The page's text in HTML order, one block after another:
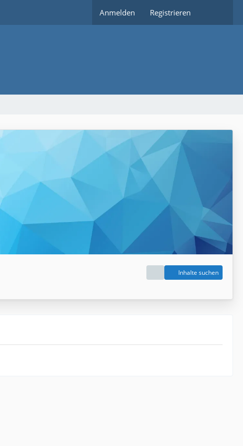
Anmelden Registrieren
Inhalte suchen